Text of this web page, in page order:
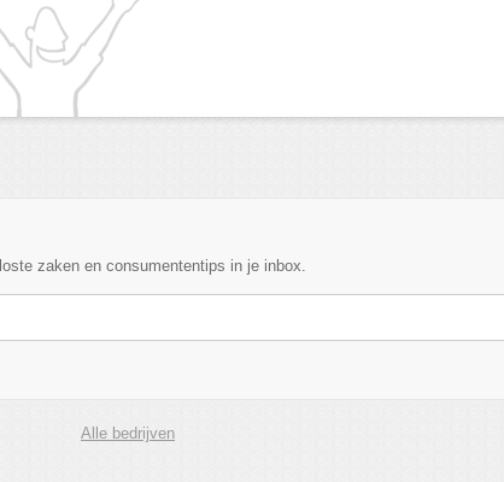
zaken en consumententips in je inbox.
Alle bedrijven